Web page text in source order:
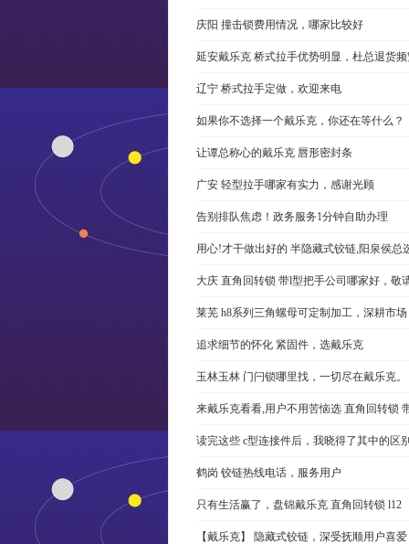
庆阳 撞击锁费用情况，哪家比较好
延安戴乐克 桥式拉手优势明显，杜总退货
辽宁 桥式拉手定做，欢迎来电
如果你不选择一个戴乐克，你还在等什么？
让谭总称心的戴乐克 唇形密封条
广安 轻型拉手哪家有实力，感谢光顾
告别排队焦虑！政务服务1分钟自助办理
用心!才干做出好的 半隐藏式铰链,阳泉侯总
大庆 直角回转锁 带l型把手公司哪家好，敬
莱芜 h8系列三角螺母可定制加工，深耕市场
追求细节的怀化 紧固件，选戴乐克
玉林玉林 门闩锁哪里找，一切尽在戴乐克。
来戴乐克看看,用户不用苦恼选 直角回转锁
读完这些 c型连接件后，我晓得了其中的区
鹤岗 铰链热线电话，服务用户
只有生活赢了，盘锦戴乐克 直角回转锁 l12
【戴乐克】 隐藏式铰链，深受抚顺用户喜